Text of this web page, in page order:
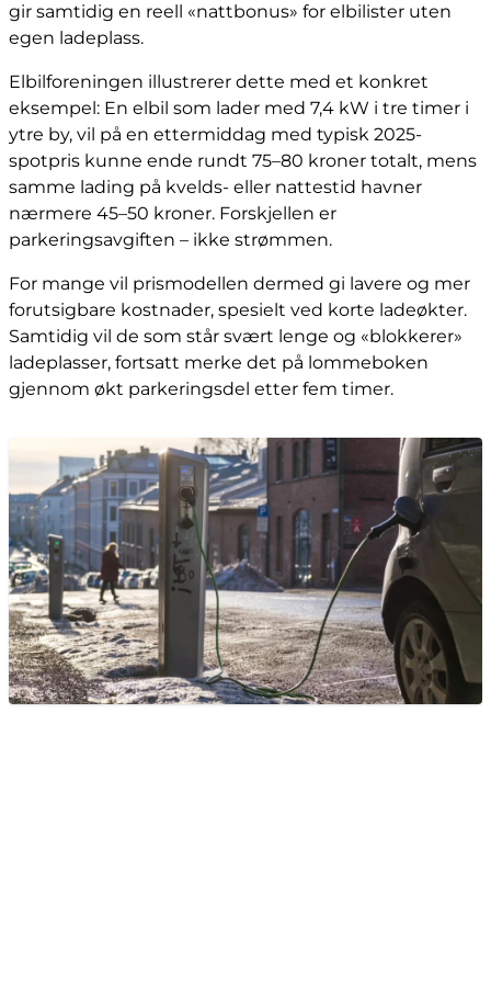
gir samtidig en reell «nattbonus» for elbilister uten
egen ladeplass.
Elbilforeningen illustrerer dette med et konkret
eksempel: En elbil som lader med 7,4 kW i tre timer i
ytre by, vil på en ettermiddag med typisk 2025-
spotpris kunne ende rundt 75–80 kroner totalt, mens
samme lading på kvelds- eller nattestid havner
nærmere 45–50 kroner. Forskjellen er
parkeringsavgiften – ikke strømmen.
For mange vil prismodellen dermed gi lavere og mer
forutsigbare kostnader, spesielt ved korte ladeøkter.
Samtidig vil de som står svært lenge og «blokkerer»
ladeplasser, fortsatt merke det på lommeboken
gjennom økt parkeringsdel etter fem timer.